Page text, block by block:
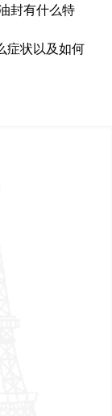
封有什么特
症状以及如何